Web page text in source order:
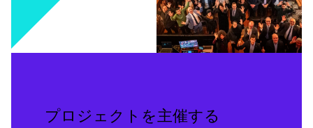
プロジェクトを主催する